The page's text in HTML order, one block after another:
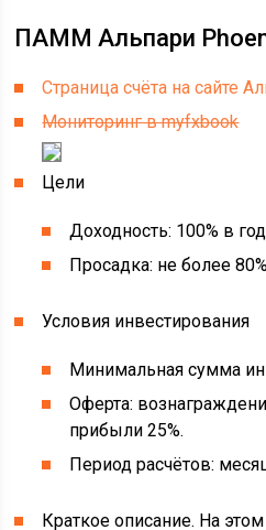
ПАММ Альпари
Страница счёта на сайте
Мониторинг в myfxbook
Цели
Доходность: 100% в
Просадка: не более
Условия инвестирования
Минимальная сумма
Оферта:
прибыли 25%.
Период расчётов:
Краткое описание. На